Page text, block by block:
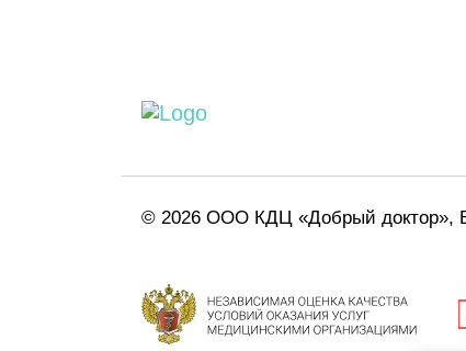
© 2026 ООО КДЦ «Добрый доктор»,